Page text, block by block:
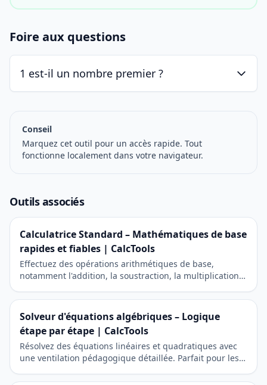
Foire aux questions
1 est-il un nombre premier ?
Conseil
Marquez cet outil pour un accès rapide. Tout
fonctionne localement dans votre navigateur.
Outils associés
Calculatrice Standard – Mathématiques de base
rapides et fiables | CalcTools
Effectuez des opérations arithmétiques de base,
notamment l'addition, la soustraction, la multiplication
calculs quotidiens.
Solveur d'équations algébriques – Logique
étape par étape | CalcTools
Résolvez des équations linéaires et quadratiques avec
une ventilation pédagogique détaillée. Parfait pour les